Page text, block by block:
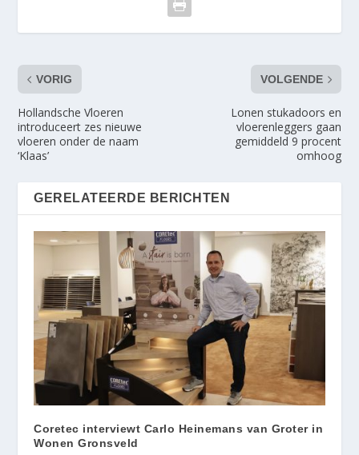
VORIG
Hollandsche Vloeren
introduceert zes nieuwe
vloeren onder de naam
‘Klaas’
VOLGENDE
Lonen stukadoors en
vloerenleggers gaan
gemiddeld 9 procent
omhoog
GERELATEERDE BERICHTEN
Coretec interviewt Carlo Heinemans van Groter in
Wonen Gronsveld